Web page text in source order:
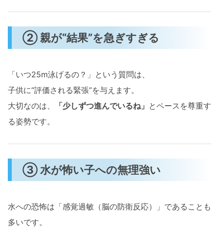
② 親が“結果”を急ぎすぎる
「いつ25m泳げるの？」という質問は、
子供に“評価される緊張”を与えます。
大切なのは、
「少しずつ進んでいるね」 とペースを尊重す
る姿勢です。
③ 水が怖い子への無理強い
水への恐怖は「感覚過敏（脳の防衛反応）」であることも
多いです。